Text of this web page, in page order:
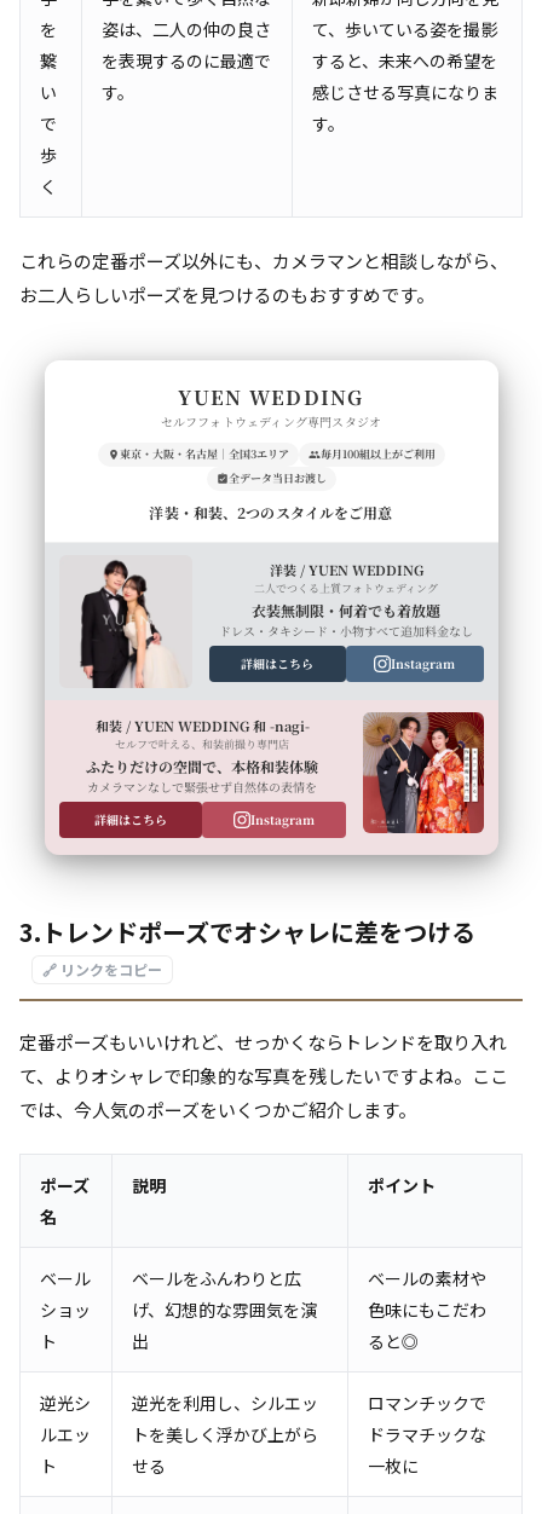
を
繋
い
で
歩
く
姿は、二人の仲の良さ
を表現するのに最適で
す。
て、歩いている姿を撮影
すると、未来への希望を
感じさせる写真になりま
す。
これらの定番ポーズ以外にも、カメラマンと相談しながら、
お二人らしいポーズを見つけるのもおすすめです。
YUEN WEDDING
セルフフォトウェディング専門スタジオ
東京・大阪・名古屋｜全国3エリア
毎月100組以上がご利用
全データ当日お渡し
洋装・和装、2つのスタイルをご用意
洋装 / YUEN WEDDING
二人でつくる上質フォトウェディング
衣装無制限・何着でも着放題
ドレス・タキシード・小物すべて追加料金なし
詳細はこちら
Instagram
和装 / YUEN WEDDING 和 -nagi-
セルフで叶える、和装前撮り専門店
ふたりだけの空間で、本格和装体験
カメラマンなしで緊張せず自然体の表情を
詳細はこちら
Instagram
3.トレンドポーズでオシャレに差をつける
🔗 リンクをコピー
定番ポーズもいいけれど、せっかくならトレンドを取り入れ
て、よりオシャレで印象的な写真を残したいですよね。ここ
では、今人気のポーズをいくつかご紹介します。
ポーズ
名
説明 ポイント
ベール
ショッ
ト
ベールをふんわりと広
げ、幻想的な雰囲気を演
出
ベールの素材や
色味にもこだわ
ると◎
逆光シ
ルエッ
ト
逆光を利用し、シルエッ
トを美しく浮かび上がら
せる
ロマンチックで
ドラマチックな
一枚に